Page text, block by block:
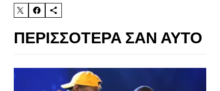
ΠΕΡΙΣΣΌΤΕΡΑ ΣΑΝ ΑΥΤΌ